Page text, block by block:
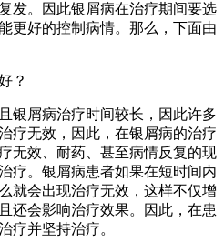
发。因此银屑病在治疗期间要选
更好的控制病情。那么，下面由
？
银屑病治疗时间较长，因此许多
疗无效，因此，在银屑病的治疗
无效、耐药、甚至病情反复的现
疗。银屑病患者如果在短时间内
就会出现治疗无效，这样不仅增
还会影响治疗效果。因此，在患
疗并坚持治疗。